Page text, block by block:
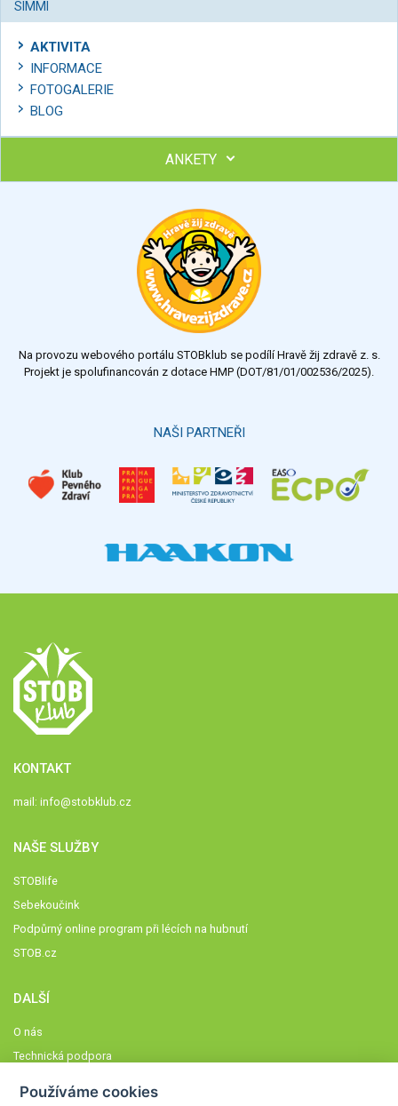
SIMMI
AKTIVITA
INFORMACE
FOTOGALERIE
BLOG
ANKETY
Výsledky Všechny ankety
Na provozu webového portálu STOBklub se podílí Hravě žij zdravě z. s.
Projekt je spolufinancován z dotace HMP (DOT/81/01/002536/2025).
NAŠI PARTNEŘI
KONTAKT
mail: info@stobklub.cz
NAŠE SLUŽBY
STOBlife
Sebekoučink
Podpůrný online program při lécích na hubnutí
STOB.cz
DALŠÍ
O nás
Technická podpora
Používáme cookies